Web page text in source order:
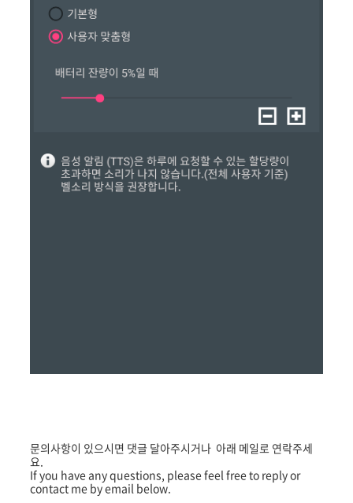
문의사항이 있으시면 댓글 달아주시거나 아래 메일로 연락주세
요.
If you have any questions, please feel free to reply or
contact me by email below.